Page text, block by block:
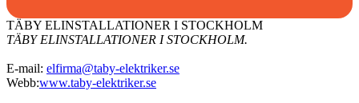
TÄBY ELINSTALLATIONER I STOCKHOLM
TÄBY ELINSTALLATIONER I STOCKHOLM.
E-mail: elfirma@taby-elektriker.se
Webb:www.taby-elektriker.se